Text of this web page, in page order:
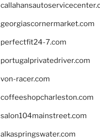
georgiascornermarket.com
perfectfit24-7.com
portugalprivatedriver.com
von-racer.com
coffeeshopcharleston.com
salon104mainstreet.com
alkaspringswater.com